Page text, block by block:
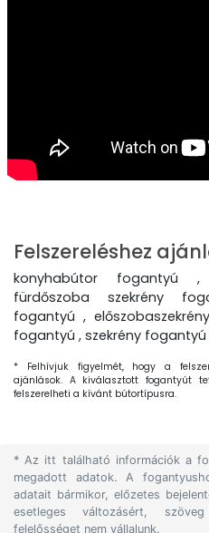
Felszereléshez
konyhabútor fogantyú
fürdőszoba szekrény
fogantyú ,
fogantyú , szekrény fogantyú
* Felhívjuk figyelmét, hogy a
ajánlások. A kiválasztott fogantyút
felszerelheti a kívánt bútortípusra.
* Az itt található információk a
megadott adatok. A
adatait bármikor, előzetes
esetleges változásért,
felelősséget nem vállalunk.